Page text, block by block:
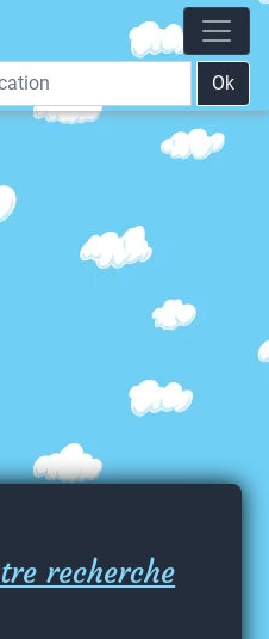
Ok
recherche